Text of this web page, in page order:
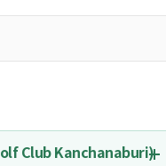
Club Kanchanaburi)